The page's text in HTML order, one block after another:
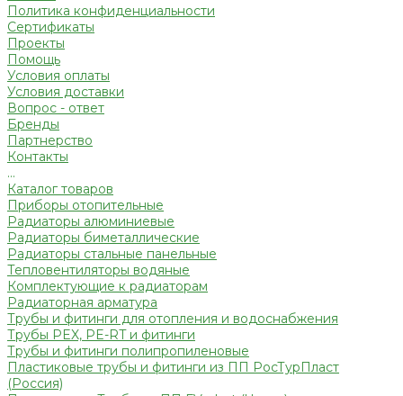
Политика конфиденциальности
Сертификаты
Проекты
Помощь
Условия оплаты
Условия доставки
Вопрос - ответ
Бренды
Партнерство
Контакты
...
Каталог товаров
Приборы отопительные
Радиаторы алюминиевые
Радиаторы биметаллические
Радиаторы стальные панельные
Тепловентиляторы водяные
Комплектующие к радиаторам
Радиаторная арматура
Трубы и фитинги для отопления и водоснабжения
Трубы PEX, PE-RT и фитинги
Трубы и фитинги полипропиленовые
Пластиковые трубы и фитинги из ПП РосТурПласт
(Россия)